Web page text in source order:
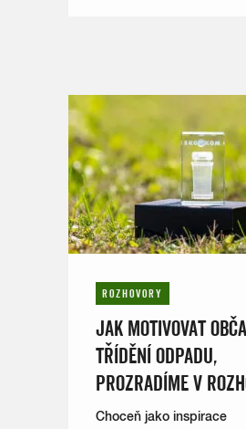
ROZHOVORY
JAK MOTIVOVAT
TŘÍDĚNÍ ODPADU,
PROZRADÍME V
Choceň jako inspirace